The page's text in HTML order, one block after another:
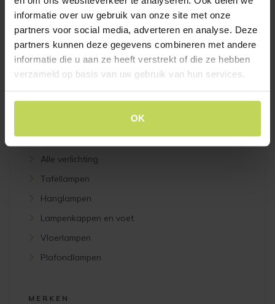
informatie over uw gebruik van onze site met onze
partners voor social media, adverteren en analyse. Deze
partners kunnen deze gegevens combineren met andere
informatie die u aan ze heeft verstrekt of die ze hebben
verzameld op basis van uw gebruik van hun services.
OK
ACCESSOIRES
Alle accessoires
Onderhoudsmiddelen
Woonaccessoires
Sierkussens
Wanddecoratie
Alle verlichting
Tafellampen
Hanglampen
Lampenkappen en voet
Vloerlampen
Plafondlampen
MERKEN